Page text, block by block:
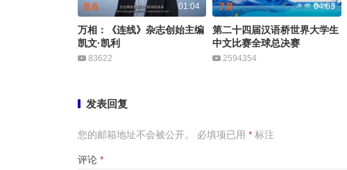
01:04
8.6
万相：《连线》杂志创始主编
凯文·凯利
83622
04:03
7.8
第二十四届汉语桥世界大学生
中文比赛全球总决赛
2594354
发表回复
您的邮箱地址不会被公开。 必填项已用 * 标注
评论 *